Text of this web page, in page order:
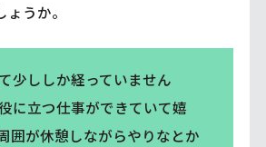
うか。
少ししか経っていません
に立つ仕事ができていて嬉
囲が休憩しながらやりなとか